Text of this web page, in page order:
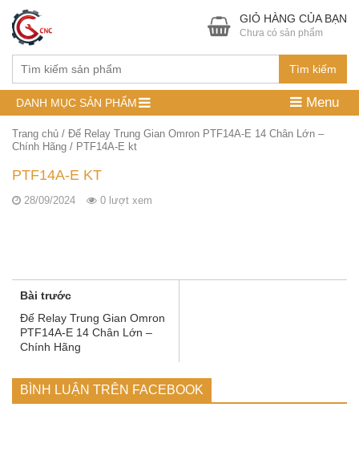
Tìm kiếm
GIỎ HÀNG CỦA BẠN
Chưa có sản phẩm
DANH MỤC SẢN PHẨM Menu
Trang chủ / Đế Relay Trung Gian Omron PTF14A-E 14 Chân Lớn –
Chính Hãng / PTF14A-E kt
PTF14A-E KT
28/09/2024 0 lượt xem
Bài trước
Đế Relay Trung Gian Omron
PTF14A-E 14 Chân Lớn –
Chính Hãng
BÌNH LUẬN TRÊN FACEBOOK